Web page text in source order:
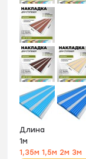
Длина
1м
1,35м1,5м 2м 3м